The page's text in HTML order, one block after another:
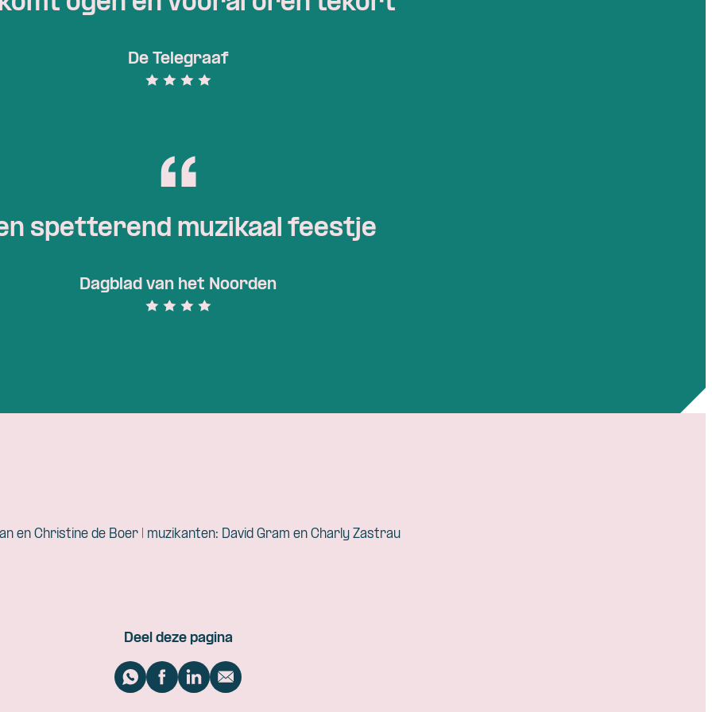
De Telegraaf
spetterend muzikaal feestje
Dagblad van het Noorden
en Christine de Boer | muzikanten: David Gram en Charly Zastrau
Deel deze pagina